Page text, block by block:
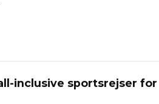
inclusive sportsrejser for